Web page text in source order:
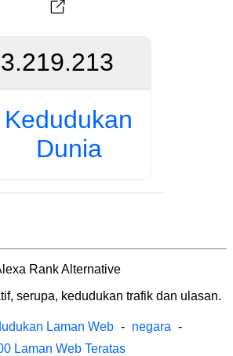
3.219.213
Kedudukan
Dunia
Rank Alternative
serupa, kedudukan trafik dan ulasan.
Laman Web - negara -
Laman Web Teratas